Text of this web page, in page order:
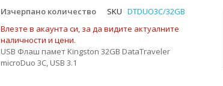
Изчерпано количество SKU DTDUO3C/32GB
Влезте в акаунта си, за да видите актуалните
наличности и цени.
USB Флаш памет Kingston 32GB DataTraveler
microDuo 3C, USB 3.1